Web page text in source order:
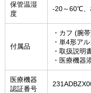
保管温湿
度
-20～60℃、
付属品
・カフ (腕
・単4形ア
・取扱説明
・医療機器
医療機器
認証番号